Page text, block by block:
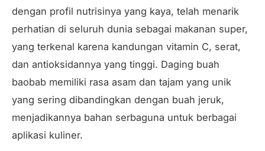
dengan profil nutrisinya yang kaya, telah menarik
perhatian di seluruh dunia sebagai makanan super,
yang terkenal karena kandungan vitamin C, serat,
dan antioksidannya yang tinggi. Daging buah
baobab memiliki rasa asam dan tajam yang unik
yang sering dibandingkan dengan buah jeruk,
menjadikannya bahan serbaguna untuk berbagai
aplikasi kuliner.